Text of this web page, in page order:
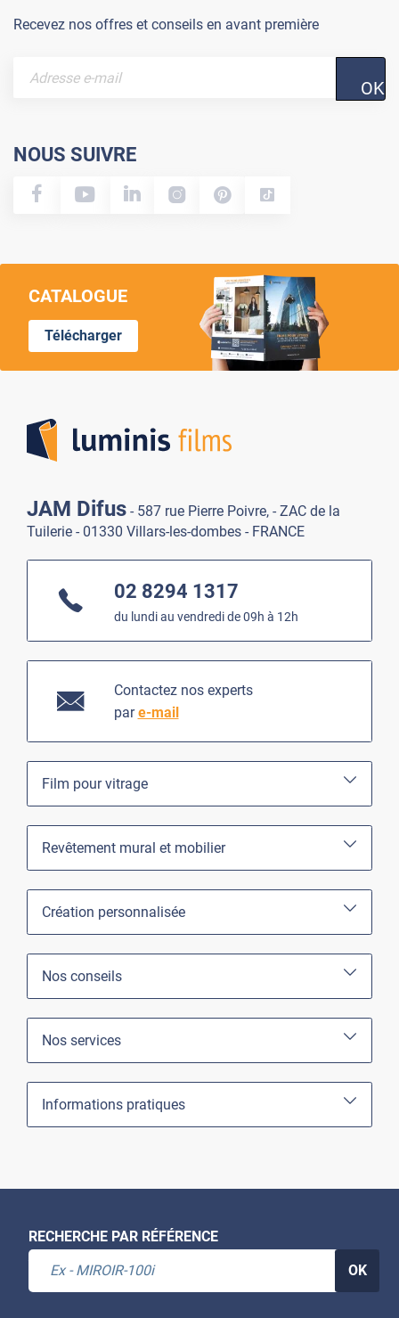
Recevez nos offres et conseils en avant première
OK
NOUS SUIVRE
CATALOGUE
Télécharger
JAM Difus - 587 rue Pierre Poivre, - ZAC de la
Tuilerie - 01330 Villars-les-dombes - FRANCE
02 8294 1317
du lundi au vendredi de 09h à 12h
Contactez nos experts
pare-mail
Film pour vitrage
Revêtement mural et mobilier
Création personnalisée
Nos conseils
Nos services
Informations pratiques
RECHERCHE PAR RÉFÉRENCE
OK